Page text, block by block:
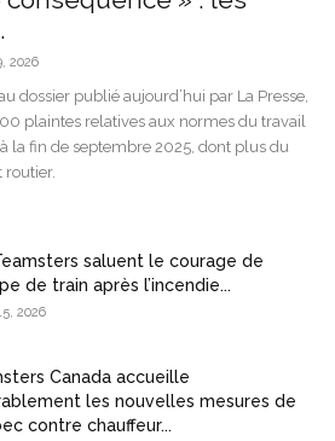
2026
dossier publié aujourd’hui par La Presse,
plaintes relatives aux normes du travail
la fin de septembre 2025, dont plus du
saluent le courage de
de train après l’incendie...
2026
Canada accueille
les nouvelles mesures de
contre chauffeur...